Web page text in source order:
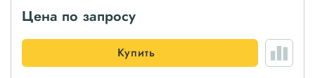
Цена по запросу
Купить